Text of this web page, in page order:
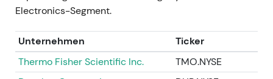
entfiel; Investoren richteten ihre
organische Wachstum in Life Science und
Electronics aus, anstatt auf Pipeline-Upside aus
diesem Programm zu setzen.[9],[8]- Technisch:
Electronics-Segment.
Unternehmen
Ticker
Thermo Fisher Scientific Inc.
TMO.NYSE